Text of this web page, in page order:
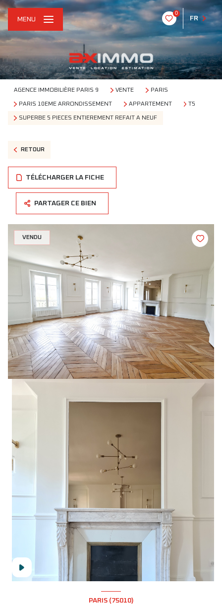
0
FR
MENU
AGENCE IMMOBILIÈRE PARIS 9 VENTE PARIS
PARIS 10EME ARRONDISSEMENT APPARTEMENT T5
SUPERBE 5 PIECES ENTIEREMENT REFAIT A NEUF
RETOUR
TÉLÉCHARGER LA FICHE
PARTAGER CE BIEN
VENDU
PARIS (75010)